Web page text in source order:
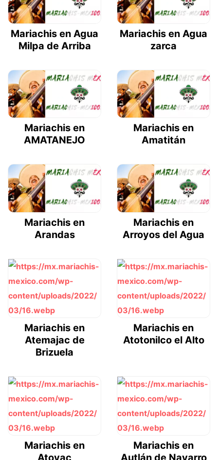
Mariachis en Agua
Milpa de Arriba
Mariachis en Agua
zarca
Mariachis en
AMATANEJO
Mariachis en
Amatitán
Mariachis en
Arandas
Mariachis en
Arroyos del Agua
Mariachis en
Atemajac de
Brizuela
Mariachis en
Atotonilco el Alto
Mariachis en
Atoyac
Mariachis en
Autlán de Navarro